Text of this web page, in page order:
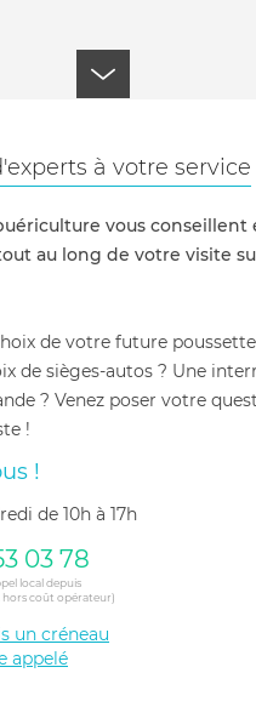
à votre service
vous conseillent
au long de votre visite
de votre future
de sièges-autos ? Une
? Venez poser votre
!
!
de 10h à 17h
03 78
local depuis
hors coût opérateur)
un créneau
appelé